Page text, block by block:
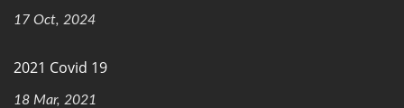
17 Oct, 2024
2021 Covid 19
18 Mar, 2021